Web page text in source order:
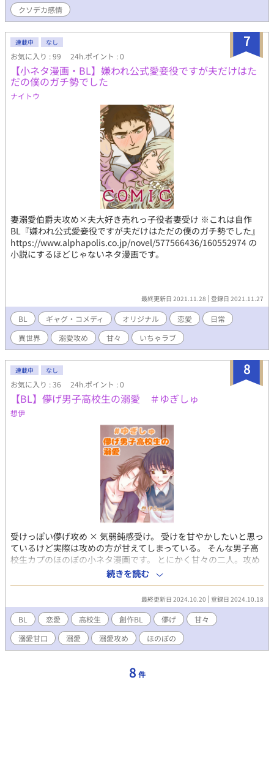
クソデカ感情
7
連載中 なし
お気に入り : 99 24h.ポイント : 0
【小ネタ漫画・BL】嫌われ公式愛妾役ですが夫だけはた
だの僕のガチ勢でした
ナイトウ
妻溺愛伯爵夫攻め×夫大好き売れっ子役者妻受け ※これは自作
BL『嫌われ公式愛妾役ですが夫だけはただの僕のガチ勢でした』
https://www.alphapolis.co.jp/novel/577566436/160552974 の
小説にするほどじゃないネタ漫画です。
最終更新日 2021.11.28 登録日 2021.11.27
BL ギャグ・コメディ オリジナル 恋愛
日常
異世界
溺愛攻め 甘々 いちゃラブ
8
連載中 なし
お気に入り : 36 24h.ポイント : 0
【BL】儚げ男子高校生の溺愛 ＃ゆぎしゅ
想伊
受けっぽい儚げ攻め × 気弱鈍感受け。 受けを甘やかしたいと思っ
ているけど実際は攻めの方が甘えてしまっている。 そんな男子高
校生カプのほのぼの小ネタ漫画です。 とにかく甘々の二人。攻め
の溺愛っぷりをいつも発揮しています。 サンプルに1作品だけ置
いています。 他の作品は外部リンクXfolioにて
https://xfolio.jp/portfolio/omoi_ytk/free/942992
続きを読む
最終更新日 2024.10.20 登録日 2024.10.18
BL 恋愛 高校生 創作BL 儚げ
甘々
溺愛甘口
溺愛 溺愛攻め ほのぼの
8 件